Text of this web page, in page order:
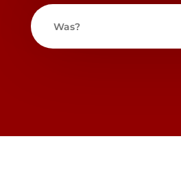
Was?